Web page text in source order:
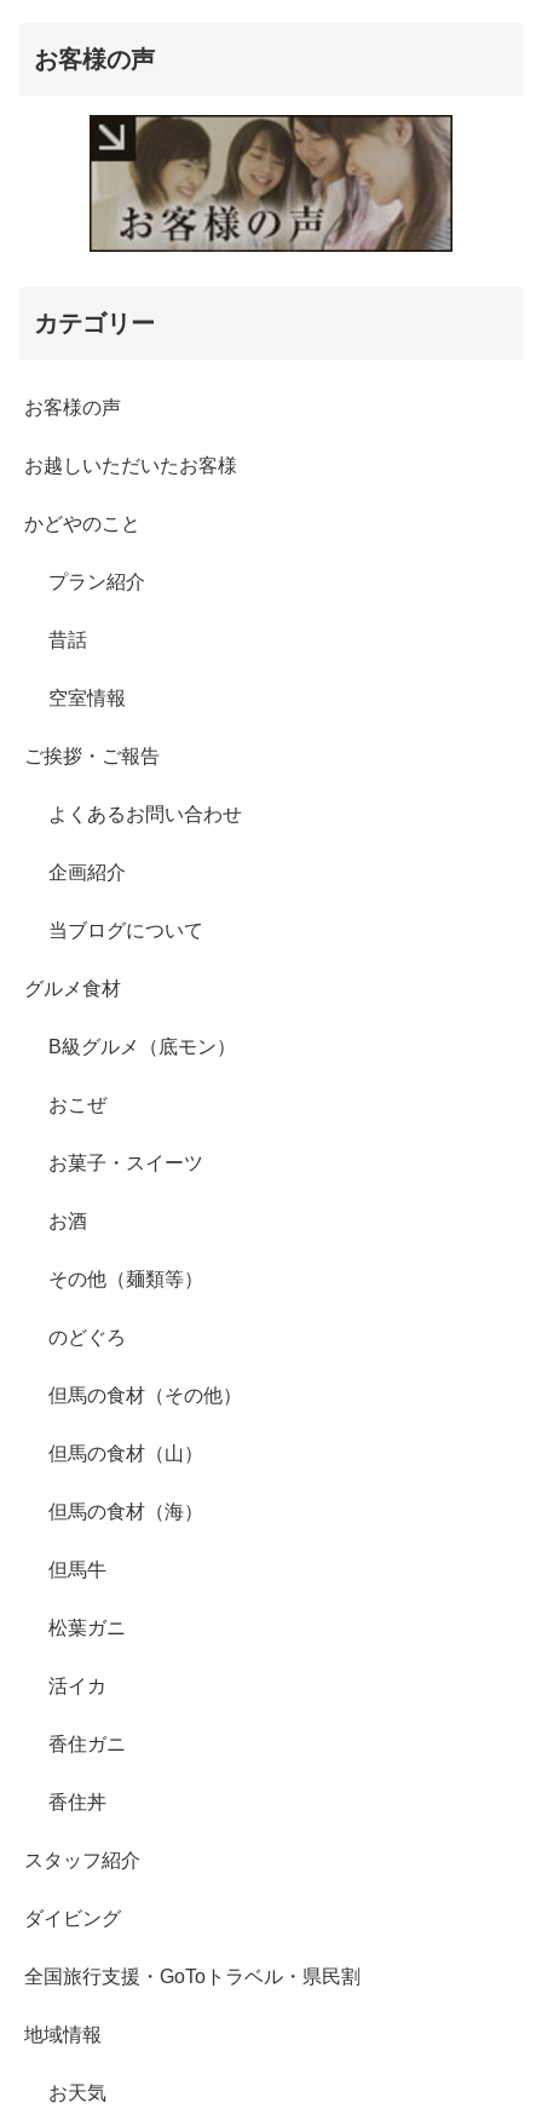
お客様の声
カテゴリー
お客様の声
お越しいただいたお客様
かどやのこと
プラン紹介
昔話
空室情報
ご挨拶・ご報告
よくあるお問い合わせ
企画紹介
当ブログについて
グルメ食材
B級グルメ（底モン）
おこぜ
お菓子・スイーツ
お酒
その他（麺類等）
のどぐろ
但馬の食材（その他）
但馬の食材（山）
但馬の食材（海）
但馬牛
松葉ガニ
活イカ
香住ガニ
香住丼
スタッフ紹介
ダイビング
全国旅行支援・GoToトラベル・県民割
地域情報
お天気